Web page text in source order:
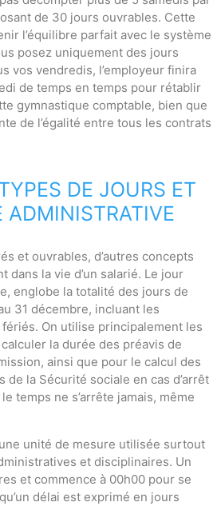
de 30 jours ouvrables. Cette
l’équilibre parfait avec le système
posez uniquement des jours
vos vendredis, l’employeur finira
de temps en temps pour rétablir
gymnastique comptable, bien que
de l’égalité entre tous les contrats
DE JOURS ET
ADMINISTRATIVE
et ouvrables, d’autres concepts
dans la vie d’un salarié. Le jour
englobe la totalité des jours de
31 décembre, incluant les
On utilise principalement les
la durée des préavis de
ainsi que pour le calcul des
la Sécurité sociale en cas d’arrêt
temps ne s’arrête jamais, même
unité de mesure utilisée surtout
et disciplinaires. Un
et commence à 00h00 pour se
délai est exprimé en jours